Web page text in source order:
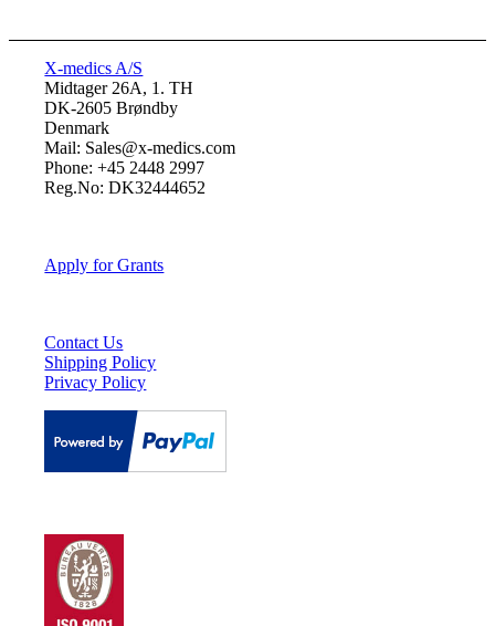
X-medics A/S
Midtager 26A, 1. TH
DK-2605 Brøndby
Denmark
Mail: Sales@x-medics.com
Phone: +45 2448 2997
Reg.No: DK32444652
Apply for Grants
Contact Us
Shipping Policy
Privacy Policy